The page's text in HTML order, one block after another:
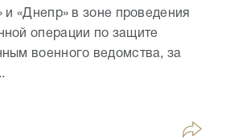
и «Днепр» в зоне проведения
операции по защите
военного ведомства, за